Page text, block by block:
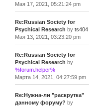
Мая 17, 2021, 05:21:24 pm
Re:Russian Society for
Psychical Research by ts404
Мая 13, 2021, 03:23:20 pm
Re:Russian Society for
Psychical Research by
%forum.helper%
Марта 14, 2021, 04:27:59 pm
Re:Нужна-ли "раскрутка"
данному форуму? by